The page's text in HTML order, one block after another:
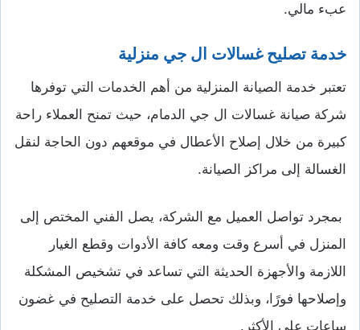
عبء مالي.
خدمة تصليح غسالات ال جي منزلية
تعتبر خدمة الصيانة المنزلية من أهم الخدمات التي توفرها
شركة صيانة غسالات ال جي الدمام، حيث تمنح العملاء راحة
كبيرة من خلال إصلاح الأعطال في موقعهم دون الحاجة لنقل
الغسالة إلى مراكز الصيانة.
بمجرد تواصل العميل مع الشركة، يصل الفني المختص إلى
المنزل في أسرع وقت ومعه كافة الأدوات وقطع الغيار
اللازمة والأجهزة الحديثة التي تساعد في تشخيص المشكلة
وإصلاحها فورًا، وبذلك تحصل على خدمة التصليح في غضون
ساعات على الأكثر.